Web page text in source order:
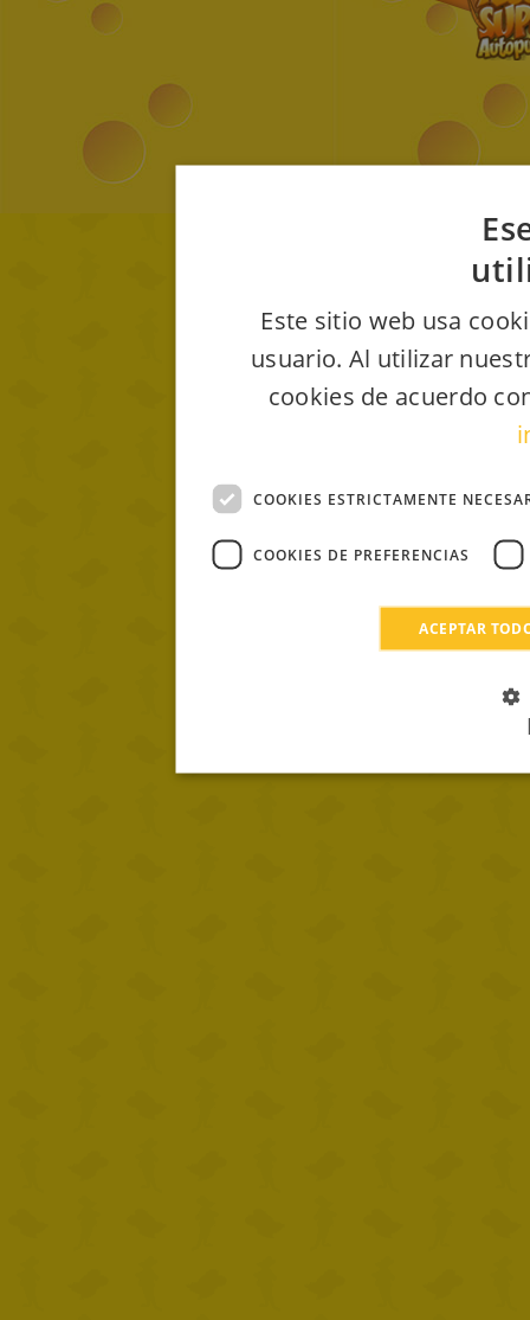
Este sitio web usa
usuario. Al utilizar
cookies de acuerdo
COOKIES ESTRICTAMENTE
COOKIES DE PREFERENCIAS
ACEPTAR